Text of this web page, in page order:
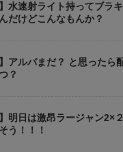
】水速射ライト持ってブラ
だけどこんなもんか？
】アルバまだ？ と思ったら
？
】明日は激昂ラージャン2×
う！！！